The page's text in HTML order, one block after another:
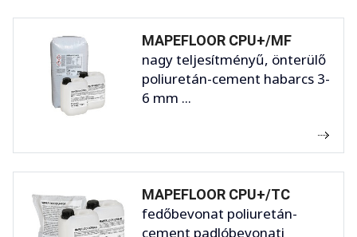
MAPEFLOOR CPU+/MF
nagy teljesítményű, önterülő
poliuretán-cement habarcs 3-
6 mm ...
MAPEFLOOR CPU+/TC
fedőbevonat poliuretán-
cement padlóbevonati